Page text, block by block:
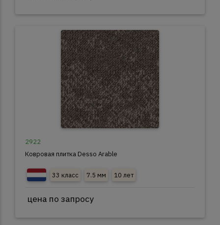
2922
Ковровая плитка Desso Arable
33 класс 7.5 мм 10 лет
цена по запросу